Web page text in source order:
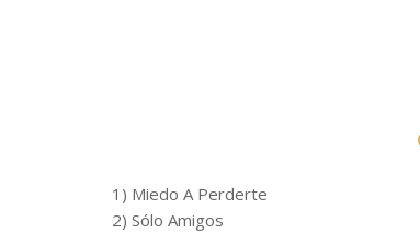
1) Miedo A Perderte
2) Sólo Amigos